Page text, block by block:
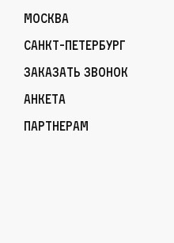
Москва
Санкт-Петербург
Заказать звонок
Анкета
Партнерам